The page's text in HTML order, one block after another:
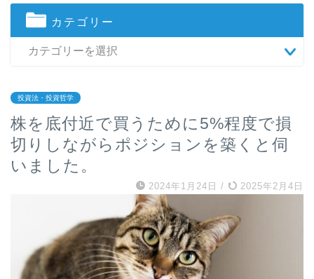
カテゴリー
投資法・投資哲学
株を底付近で買うために5%程度で損
切りしながらポジションを築くと伺
いました。
2024年1月24日 / 2025年2月4日